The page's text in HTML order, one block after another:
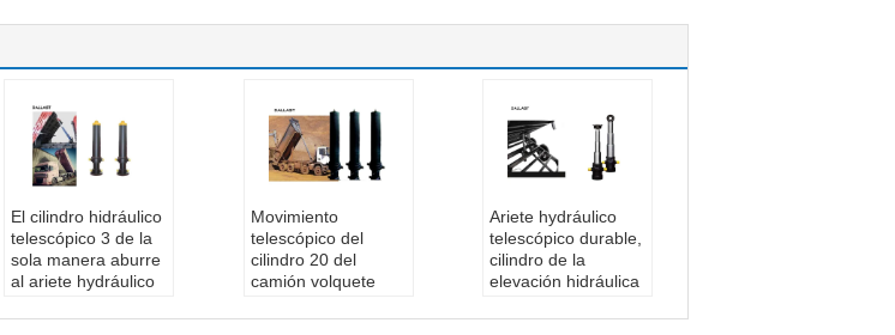
El cilindro hidráulico
telescópico 3 de la
sola manera aburre
al ariete hydráulico
camión volquete
Movimiento
telescópico del
cilindro 20 del
camión volquete
simple largo del
Ariete hydráulico
telescópico durable,
cilindro de la
elevación hidráulica
para el remolque de